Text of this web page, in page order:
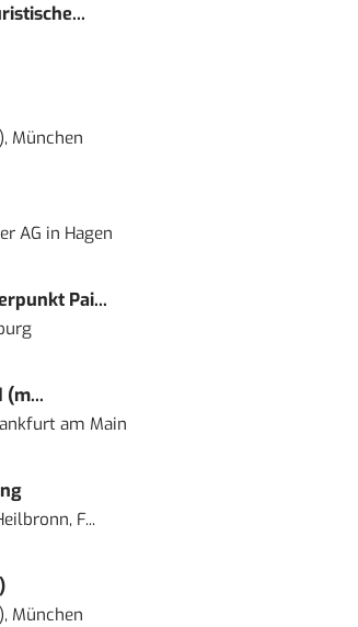
München
AG in Hagen
Pai...
(m...
am Main
F...
München